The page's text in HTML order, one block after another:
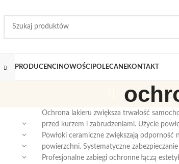
PRODUCENCI NOWOŚCI POLECANEKONTAKT
Ochrona lakieru zwiększa trwałość
przed kurzem i zabrudzeniami. Użycie
Powłoki ceramiczne zwiększają
powierzchni. Systematyczne
Profesjonalne zabiegi ochronne łączą